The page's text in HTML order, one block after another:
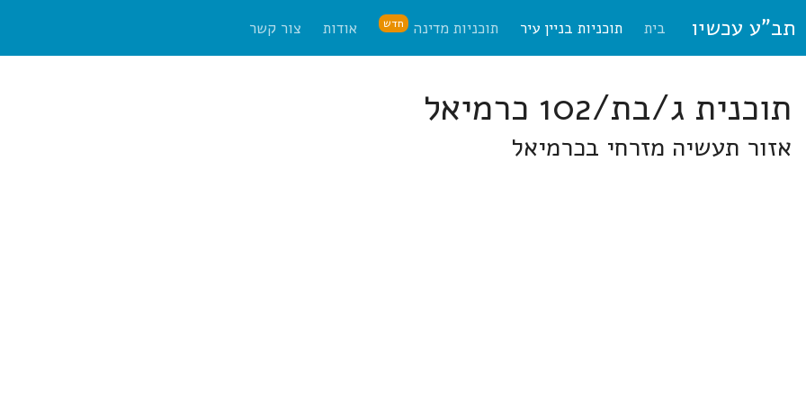
תב"ע עכשיו בית תוכניות בניין עיר תוכניות מדינה חדש אודות צור קשר
תוכנית ג/בת/102 כרמיאל
אזור תעשיה מזרחי בכרמיאל